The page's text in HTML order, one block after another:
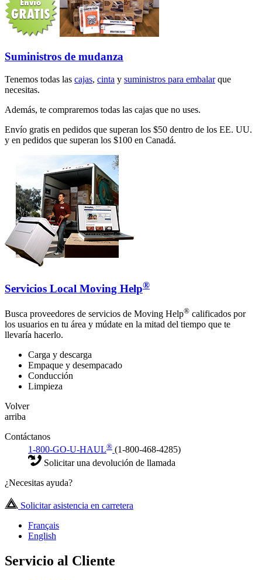
Suministros de mudanza
Tenemos todas las cajas, cinta y suministros para embalarque
necesitas.
Además, te compraremos todas las cajas que no uses.
Envío gratis en pedidos que superan los $50 dentro de los EE. UU.
y en pedidos que superan los $100 en Canadá.
Servicios Local Moving Help®
Busca proveedores de servicios de Moving Help® calificados por
los usuarios en tu área y múdate en la mitad del tiempo que te
llevaría hacerlo.
Carga y descarga
Empaque y desempacado
Conducción
Limpieza
Volver
arriba
Contáctanos
1-800-GO-U-HAUL® (1-800-468-4285)
Solicitar una devolución de llamada
¿Necesitas ayuda?
Solicitar asistencia en carretera
Français
English
Servicio al Cliente